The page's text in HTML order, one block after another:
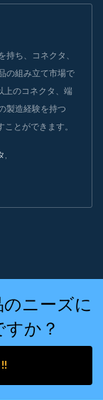
持ち、コネクタ、
の組み立て市場で
上のコネクタ、端
製造経験を持つ
とができます。
ニーズに
か？